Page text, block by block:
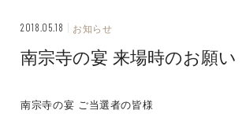
2018.05.18 お知らせ
南宗寺の宴 来場時のお願い
南宗寺の宴 ご当選者の皆様